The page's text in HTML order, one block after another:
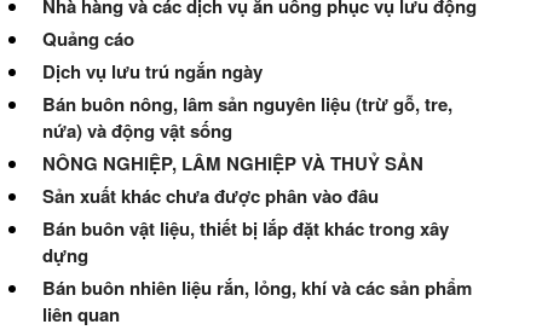
Nhà hàng và các dịch vụ ăn uống phục vụ lưu động
Quảng cáo
Dịch vụ lưu trú ngắn ngày
Bán buôn nông, lâm sản nguyên liệu (trừ gỗ, tre,
nứa) và động vật sống
NÔNG NGHIỆP, LÂM NGHIỆP VÀ THUỶ SẢN
Sản xuất khác chưa được phân vào đâu
Bán buôn vật liệu, thiết bị lắp đặt khác trong xây
dựng
Bán buôn nhiên liệu rắn, lỏng, khí và các sản phẩm
liên quan